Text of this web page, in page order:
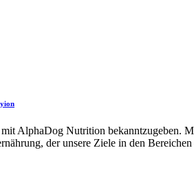
AlphaDog Nutrition bekanntzugeben.
der unsere Ziele in den